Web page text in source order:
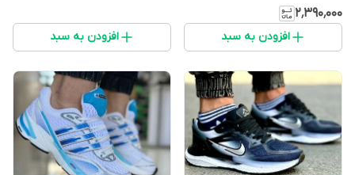
۲٬۳۹۰٬۰۰۰
افزودن به سبد افزودن به سبد